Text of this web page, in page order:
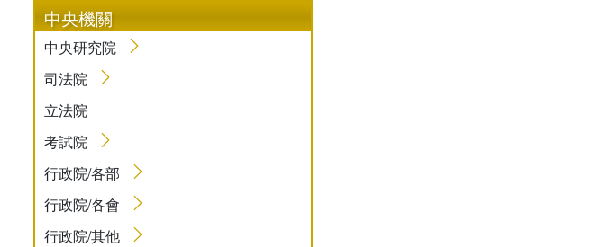
中央機關
中央研究院
司法院
立法院
考試院
行政院/各部
行政院/各會
行政院/其他